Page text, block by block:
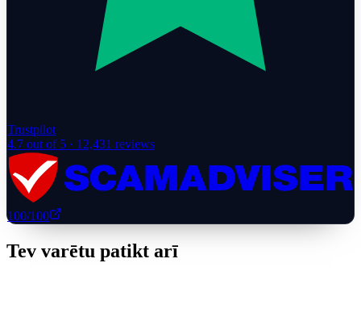
Trustpilot
4.7 out of 5 · 12,431 reviews
100/100
Tev varētu patikt arī